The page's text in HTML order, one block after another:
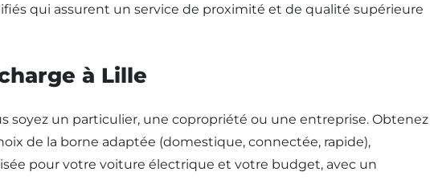
qui assurent un service de proximité et de qualité supérieure
à Lille
soyez un particulier, une copropriété ou une entreprise. Obtenez
de la borne adaptée (domestique, connectée, rapide),
pour votre voiture électrique et votre budget, avec un